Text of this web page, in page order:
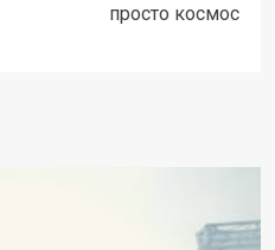
просто космос